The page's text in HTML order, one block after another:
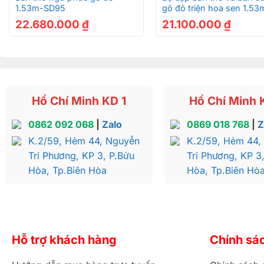
lưu giữ trọn vẹn trong mỗi gia đình truyền thống. Vì
góp phần tạo nên văn hóa và nét đẹp từ xa xưa này.
Bàn thờ có cấu trúc khối chữ nhật vững chãi, được
Sự phân tầng hợp lý giúp tổng thể trở nên hài hòa,
dụng.
Bàn thờ gõ đỏ
1.53m-SD95
22.680.000 ₫
gõ đỏ triện hoa sen
SD1021
21.100.000₫
Hồ Chí Minh KD 1
0862 092 068| Zalo
K.2/59, Hẻm 44, Nguyễn
Tri Phương, KP 3, P.Bửu
Hòa, Tp.Biên Hòa
Hồ Chí Minh
0869 018 768|
K.2/59, Hẻm 44,
Tri Phương, KP
Hòa, Tp.Biên Hòa
Hỗ trợ khách hàng Chính